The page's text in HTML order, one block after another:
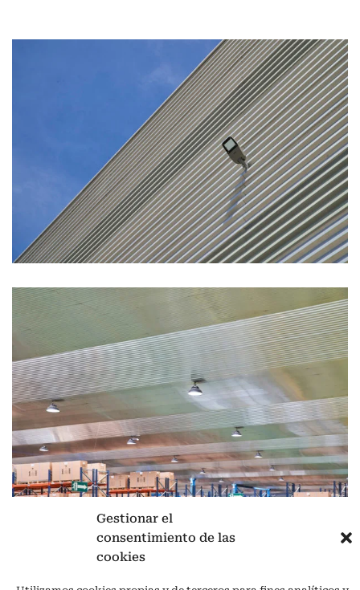
Gestionar el
consentimiento de las
cookies
Aviso legal|Política de privacidad